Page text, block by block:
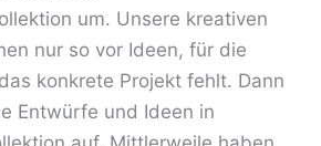
um. Unsere kreativen
nur so vor Ideen, für die
konkrete Projekt fehlt. Dann
Entwürfe und Ideen in